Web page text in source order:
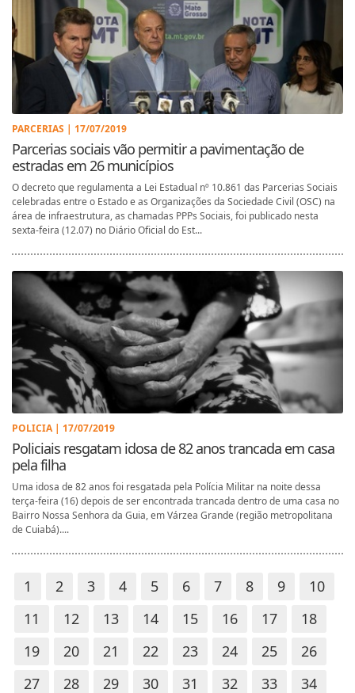
PARCERIAS | 17/07/2019
Parcerias sociais vão permitir a pavimentação de
estradas em 26 municípios
O decreto que regulamenta a Lei Estadual nº 10.861 das Parcerias Sociais
celebradas entre o Estado e as Organizações da Sociedade Civil (OSC) na
área de infraestrutura, as chamadas PPPs Sociais, foi publicado nesta
sexta-feira (12.07) no Diário Oficial do Est...
POLICIA | 17/07/2019
Policiais resgatam idosa de 82 anos trancada em casa
pela filha
Uma idosa de 82 anos foi resgatada pela Polícia Militar na noite dessa
terça-feira (16) depois de ser encontrada trancada dentro de uma casa no
Bairro Nossa Senhora da Guia, em Várzea Grande (região metropolitana
de Cuiabá)....
1 2 3 4 5 6 7 8 9
10
11
12 13 14 15 16 17
18
19
20 21 22 23 24 25
26
27
28 29 30 31 32 33
34